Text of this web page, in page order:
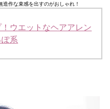
作な束感を出すのがおしゃれ！
ウエットなヘアアレン
系